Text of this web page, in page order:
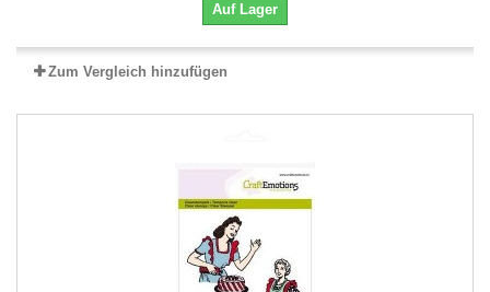
Auf Lager
Zum Vergleich hinzufügen